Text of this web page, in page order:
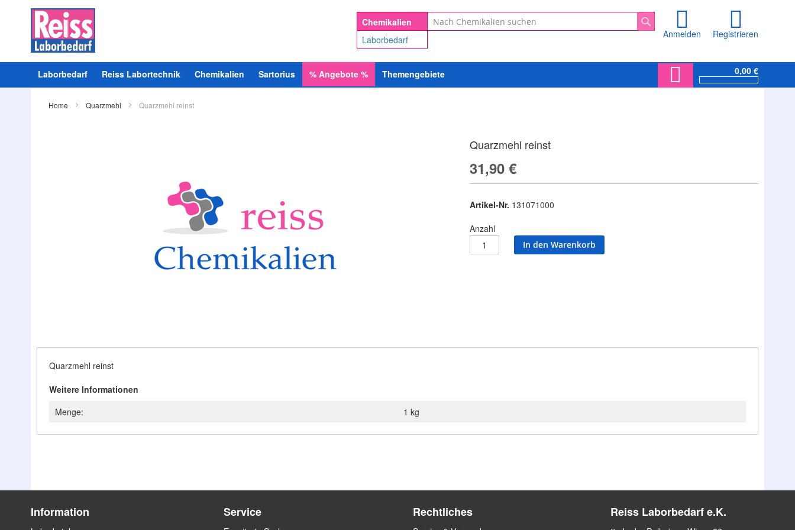
0,00 €
Anmelden Registrieren
Chemikalien
Laborbedarf
Suche
Suche
Laborbedarf Reiss Labortechnik Chemikalien Sartorius % Angebote % Themengebiete
Home Quarzmehl Quarzmehl reinst
Quarzmehl reinst
31,90 €
Artikel-Nr. 131071000
Anzahl
In den Warenkorb
springen
Quarzmehl reinst
Weitere Informationen
Menge:
1 kg
Information Service Rechtliches Reiss Laborbedarf e.K.